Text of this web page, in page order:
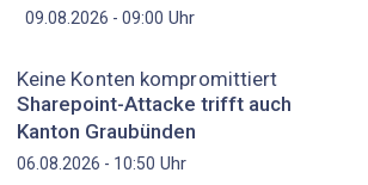
09.08.2026 - 09:00 Uhr
Keine Konten kompromittiert
Sharepoint-Attacke trifft auch
Kanton Graubünden
06.08.2026 - 10:50 Uhr